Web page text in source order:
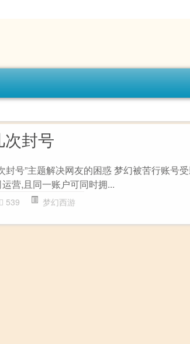
封号
封号”主题解决网友的困惑 梦幻被苦行账号
运营,且同一账户可同时拥...
539 梦幻西游